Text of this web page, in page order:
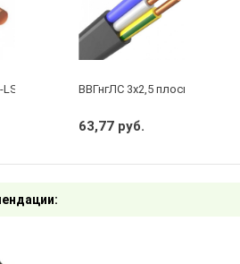
2 х 1,5 ГОСТВВГнгЛС 3x2,5 плоский черный
63,77 руб.